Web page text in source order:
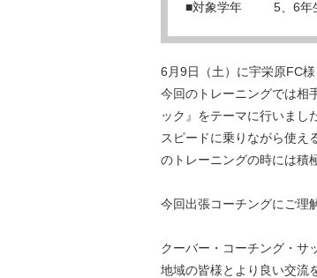
■対象学年 5、6年
6月9日（土）に宇栄原FC
今回のトレーニングでは相
ック』をテーマに行いまし
スピードに乗りながら使え
のトレーニングの時には積
今回出張コーチングにご理
クーバー・コーチング・サ
地域の皆様とより良い交流